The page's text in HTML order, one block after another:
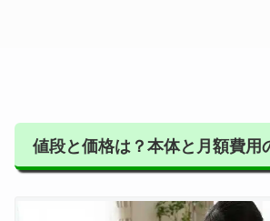
値段と価格は？本体と月額費用